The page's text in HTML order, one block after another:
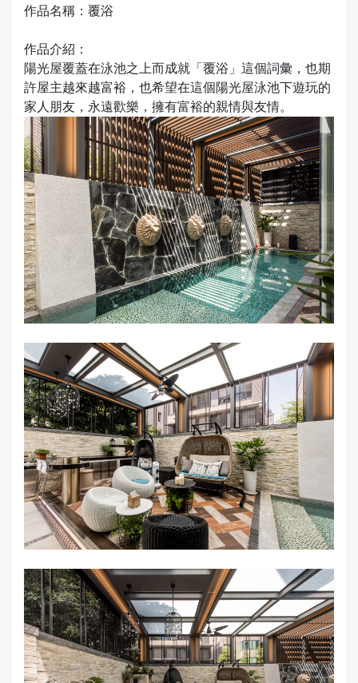
作品名稱：覆浴
作品介紹：
陽光屋覆蓋在泳池之上而成就「覆浴」這個詞彙，也期
許屋主越來越富裕，也希望在這個陽光屋泳池下遊玩的
家人朋友，永遠歡樂，擁有富裕的親情與友情。